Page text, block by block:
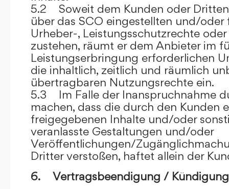
5.2 Soweit dem Kunden oder
über das SCO eingestellten und/
Urheber-, Leistungsschutzrechte
zustehen, räumt er dem Anbieter im
Leistungserbringung erforderlichen
die inhaltlich, zeitlich und räumlich
übertragbaren Nutzungsrechte ein.
5.3 Im Falle der Inanspruchnahme
machen, dass die durch den Kunden
freigegebenen Inhalte und/oder
veranlasste Gestaltungen und/oder
Veröffentlichungen/
Dritter verstoßen, haftet allein der
6. Vertragsbeendigung / Kündigung